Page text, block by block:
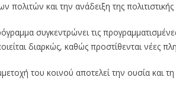
πολιτών και την ανάδειξη της
συγκεντρώνει τις
διαρκώς, καθώς προστίθενται νέες
του κοινού αποτελεί την ουσία και